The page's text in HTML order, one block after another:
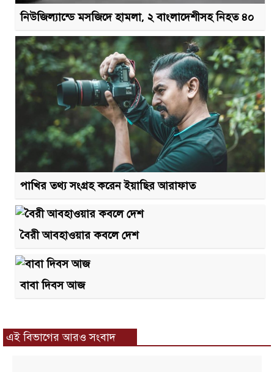
নিউজিল্যান্ডে মসজিদে হামলা, ২ বাংলাদেশীসহ নিহত ৪০
পাখির তথ্য সংগ্রহ করেন ইয়াছির আরাফাত
বৈরী আবহাওয়ার কবলে দেশ
বাবা দিবস আজ
এই বিভাগের আরও সংবাদ